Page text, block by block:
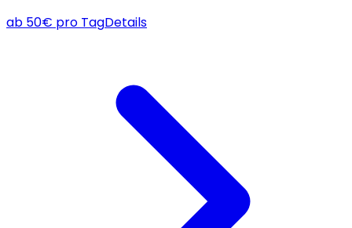
mit bis zu 6 Meter großen Feuerkreisen.
ab 50€ pro TagDetails